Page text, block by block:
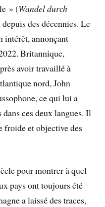
» (Wandel durch
des décennies. Le
intérêt, annonçant
Britannique,
avoir travaillé à
nord, John
ce qui lui a
ces deux langues. Il
froide et objective des
pour montrer à quel
pays ont toujours été
a laissé des traces,